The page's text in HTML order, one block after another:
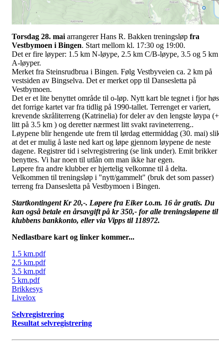
Torsdag 28. mai arrangerer Hans R. Bakken treningsløp fra
Vestbymoen i Bingen. Start mellom kl. 17:30 og 19:00.
Det er fire løyper: 1.5 km N-løype, 2.5 km C/B-løype, 3.5 og 5 km
A-løyper.
Merket fra Steinsrudbrua i Bingen. Følg Vestbyveien ca. 2 km på
vestsiden av Bingselva. Det er merket opp til Dansesletta på
Vestbymoen.
Det er et lite benyttet område til o-løp. Nytt kart ble tegnet i fjor
det forrige kartet var fra tidlig på 1990-tallet. Terrenget er variert,
krevende skråliterreng (Katrinelia) for deler av den lengste løypa (+
litt på 3.5 km ) og deretter nærmest litt svakt ravineterreng..
Løypene blir hengende ute frem til lørdag ettermiddag (30. mai)
at det er mulig å laste ned kart og løpe gjennom løypene de neste
dagene. Registrer tid i selvregistrering (se link under). Emit brikker
benyttes. Vi har noen til utlån om man ikke har egen.
Løpere fra andre klubber er hjertelig velkomne til å delta.
Velkommen til treningsløp i "nytt/gammelt" (bruk det som passer)
terreng fra Dansesletta på Vestbymoen i Bingen.
Startkontingent Kr 20,-. Løpere fra Eiker t.o.m. 16 år gratis. Du
kan også betale en årsavgift på kr 350,- for alle treningsløpene til
klubbens bankkonto, eller via Vipps til 118972.
Nedlastbare kart og linker kommer...
1.5 km.pdf
2.5 km.pdf
3.5 km.pdf
5 km.pdf
Brikkesys
Livelox
Selvregistrering
Resultat selvregistrering